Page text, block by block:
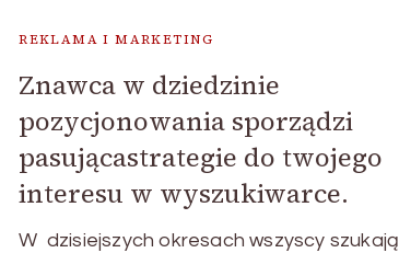
REKLAMA I MARKETING
Znawca w dziedzinie
pozycjonowania sporządzi
pasującastrategie do twojego
interesu w wyszukiwarce.
W dzisiejszych okresach wszyscy szukają